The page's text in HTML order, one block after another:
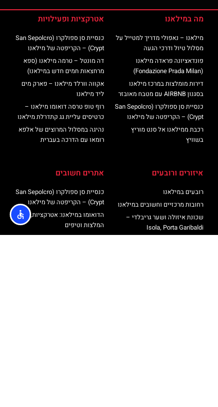
מה במילאנו
מילאנו – נאפולי מדריך למטייל על
מסלול טיול ודרכי הגעה
פונדאציונה פראדה מילאנו
(Fondazione Prada Milan)
דירות מומלצות במרכז מילאנו
בסגנון AIRBNB עם מטבח מאובזר
כנסיית סן ספולקרו (San Sepolcro
Crypt) – הקריפטה של מילאנו
רכבת ממילאנו אל סנט מוריץ
בשוויץ
אטרקציות ופעילויות
כנסיית סן ספולקרו (San Sepolcro
Crypt) – הקריפטה של מילאנו
דה מונטל – טרמה מילאנו (ספא
מרחצאות חמים חדש במילאנו)
אקווה וורלד מילאנו – פארק מים
ליד מילאנו
רוף טופ טרסה דואומו מילאנו –
כרטיסים עליית גג קתדרלת מילאנו
נהיגה במסלול המרוצים של אלפא
רומאו עם הדרכה בעברית
איזורים ורובעים
רובעים במילאנו
רחובות מרכזיים וחשובים במילאנו
שכונת איזולה ושער גריבלדי –
Isola, Porta Garibaldi
אתרים חשובים
כנסיית סן ספולקרו (San Sepolcro
Crypt) – הקריפטה של מילאנו
הדואומו במילאנו: אטרקציות,
המלצות וטיפים
רוף טופ טרסה דואומו מילאנו –